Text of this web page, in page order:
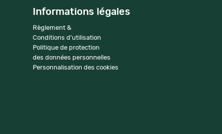
Informations légales
Règlement &
Conditions d'utilisation
Politique de protection
des données personnelles
Personnalisation des cookies